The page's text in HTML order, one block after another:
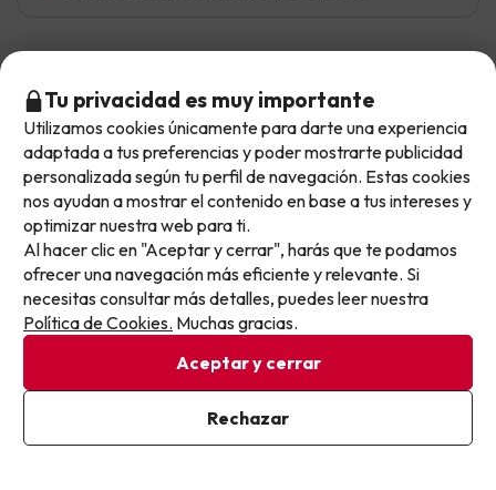
Diciembre 2024
Es un país precioso y muy seguro. Su gente es muy
amable. Como el resto de países vecinos es muy barato
el viaje está muy bien organizado para ver lo esencial
Todos los hoteles están a un km y pico del centro.
Por supuesto el caótico tráfico y lo q contamina el aire. El
hotel de Ho Chi Ming un poco cutre aunque está bien
situado. Podían remitir un poco antes la documentación
para planificar mejor el viaje.
Muy bien
No llegas tarde: llegas al siguiente.
Este chollo ya ha caducado, pero cada día lanzamos
nuevas oportunidades para viajar mejor y pagar
menos.
Apúntate y que el próximo no se te escape.
Pon tu mejor e-mail
Ya estoy suscrito
Al suscribirte, confirmas haber leído y estar de acuerdo con la
Tu privacidad es muy importante
Utilizamos cookies únicamente para darte una experiencia
adaptada a tus preferencias y poder mostrarte publicidad
personalizada según tu perfil de navegación. Estas cookies
nos ayudan a mostrar el contenido en base a tus intereses y
optimizar nuestra web para ti.
Al hacer clic en "Aceptar y cerrar", harás que te podamos
ofrecer una navegación más eficiente y relevante. Si
necesitas consultar más detalles, puedes leer nuestra
Política de Cookies. Muchas gracias.
Aceptar y cerrar
Rechazar